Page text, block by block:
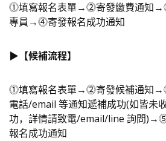
⓵填寫報名表單→⓶寄發繳費通知
專員→⓸寄發報名成功通知
▶️【候補流程】
⓵填寫報名表單→⓶寄發候補通知
電話/email 等通知遞補成功(如皆未
功，詳情請致電/email/line 詢問
報名成功通知